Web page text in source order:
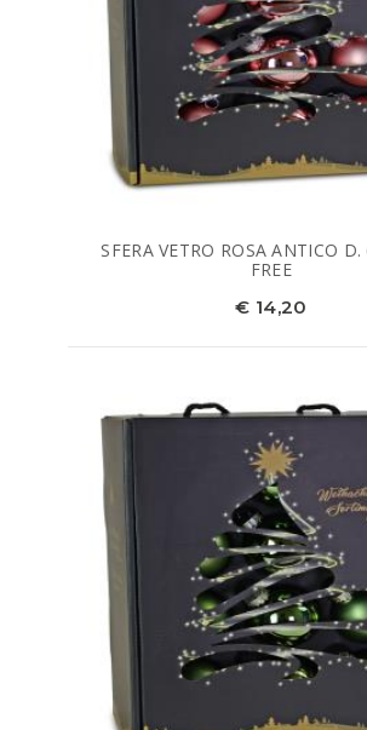
SFERA VETRO ROSA ANTICO D.
FREE
€ 14,20